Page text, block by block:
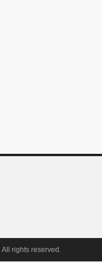
All rights reserved.